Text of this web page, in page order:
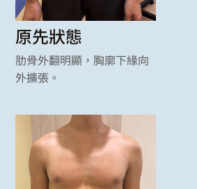
原先狀態
肋骨外翻明顯，胸廓下緣向
外擴張。